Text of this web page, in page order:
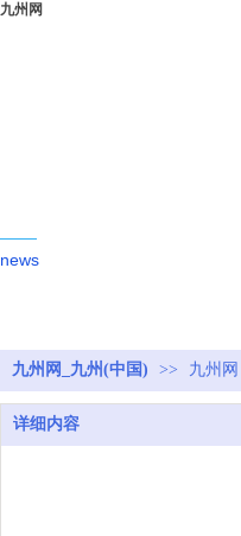
九州网
news
九州网_九州(中国) >> 九州网
详细内容